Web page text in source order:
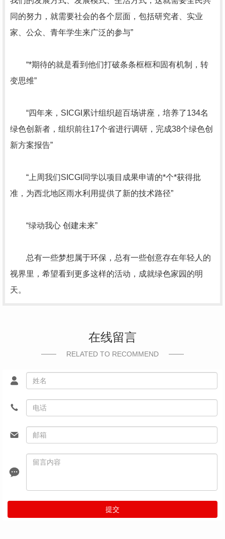
同的努力，就需要社会的各个层面，包括研究者、实业
家、公众、青年学生来广泛的参与”
“*期待的就是看到他们打破条条框框和固有机制，转
变思维”
“四年来，SICGI累计组织超百场讲座，培养了134名
绿色创新者，组织前往17个省进行调研，完成38个绿色创
新方案报告”
“上周我们SICGI同学以项目成果申请的*个*获得批
准，为西北地区雨水利用提供了新的技术路径”
“绿动我心 创建未来”
总有一些梦想属于环保，总有一些创意存在年轻人的
视界里，希望看到更多这样的活动，成就绿色家园的明
天。
在线留言
RELATED TO RECOMMEND
提交